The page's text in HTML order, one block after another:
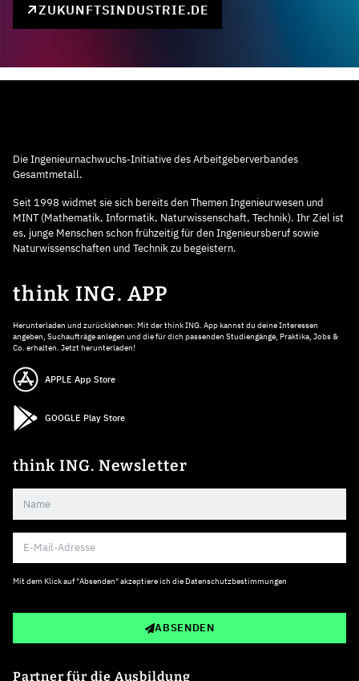
ZUKUNFTSINDUSTRIE.DE
Die Ingenieurnachwuchs-Initiative des Arbeitgeberverbandes
Gesamtmetall.
Seit 1998 widmet sie sich bereits den Themen Ingenieurwesen und
MINT (Mathematik, Informatik, Naturwissenschaft, Technik). Ihr Ziel ist
es, junge Menschen schon frühzeitig für den Ingenieursberuf sowie
Naturwissenschaften und Technik zu begeistern.
think ING. APP
Herunterladen und zurücklehnen: Mit der think ING. App kannst du deine Interessen
angeben, Suchaufträge anlegen und die für dich passenden Studiengänge, Praktika, Jobs &
Co. erhalten. Jetzt herunterladen!
APPLE App Store
GOOGLE Play Store
think ING. Newsletter
Mit dem Klick auf "Absenden" akzeptiere ich die Datenschutzbestimmungen
ABSENDEN
Partner für die Ausbildung